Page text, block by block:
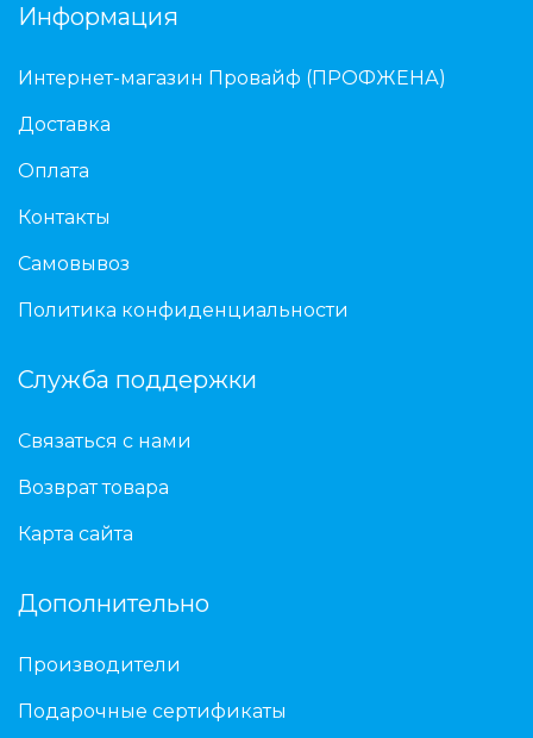
Информация
Интернет-магазин Провайф (ПРОФЖЕНА)
Доставка
Оплата
Контакты
Самовывоз
Политика конфиденциальности
Служба поддержки
Связаться с нами
Возврат товара
Карта сайта
Дополнительно
Производители
Подарочные сертификаты